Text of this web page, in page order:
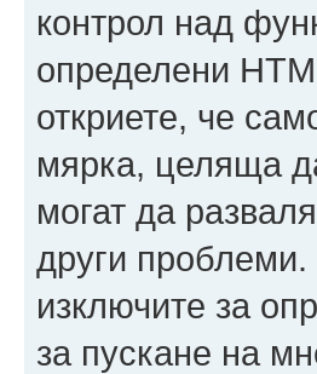
контрол над
определени
откриете, че
мярка, целяща
могат да
други
изключите за
за пускане на